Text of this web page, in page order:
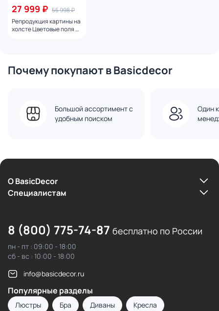
27 999 ₽ 55 998 ₽
Репродукция картины на
холсте Цветовые поля №
Почему покупают в Basicdecor
Большой ассортимент с
удобным поиском
Один
О BasicDecor
Cпециалистам
8 (800) 775-74-87 бесплатно по России
пн - пт : 09:00 - 18:00
сб - вс : 10:00 - 18:00
info@basicdecor.ru
Популярные разделы
Люстры Бра Диваны Кресла